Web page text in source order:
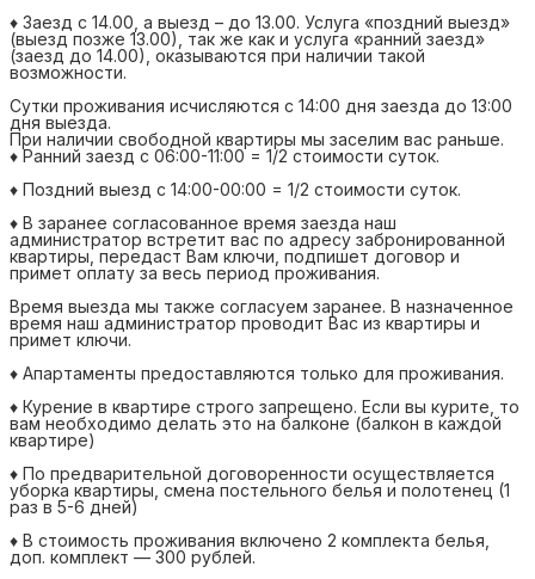
♦ Заезд с 14.00, а выезд – до 13.00. Услуга «поздний выезд»
(выезд позже 13.00), так же как и услуга «ранний заезд»
(заезд до 14.00), оказываются при наличии такой
возможности.
Сутки проживания исчисляются с 14:00 дня заезда до 13:00
дня выезда.
При наличии свободной квартиры мы заселим вас раньше.
♦ Ранний заезд с 06:00-11:00 = 1/2 стоимости суток.
♦ Поздний выезд с 14:00-00:00 = 1/2 стоимости суток.
♦ В заранее согласованное время заезда наш
администратор встретит вас по адресу забронированной
квартиры, передаст Вам ключи, подпишет договор и
примет оплату за весь период проживания.
Время выезда мы также согласуем заранее. В назначенное
время наш администратор проводит Вас из квартиры и
примет ключи.
♦ Апартаменты предоставляются только для проживания.
♦ Курение в квартире строго запрещено. Если вы курите, то
вам необходимо делать это на балконе (балкон в каждой
квартире)
♦ По предварительной договоренности осуществляется
уборка квартиры, смена постельного белья и полотенец (1
раз в 5-6 дней)
♦ В стоимость проживания включено 2 комплекта белья,
доп. комплект — 300 рублей.